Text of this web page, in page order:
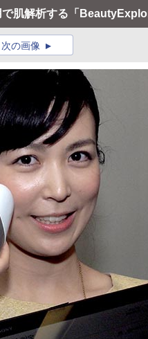
肌解析する「
次の画像